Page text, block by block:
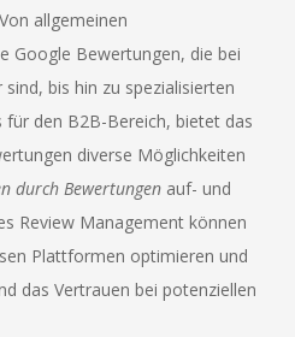
allgemeinen
Google Bewertungen, die bei
bis hin zu spezialisierten
für den B2B-Bereich, bietet das
diverse Möglichkeiten
durch Bewertungen auf- und
Review Management können
Plattformen optimieren und
das Vertrauen bei potenziellen